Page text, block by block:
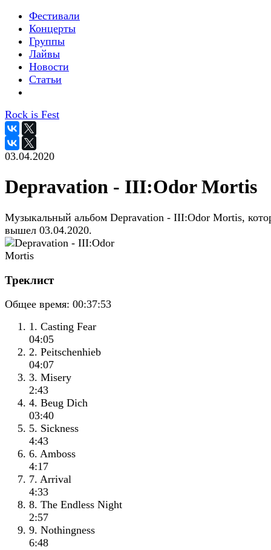
Фестивали
Концерты
Группы
Лайвы
Новости
Статьи
Rock is Fest
03.04.2020
Depravation - III:Odor Mortis
Музыкальный альбом Depravation - III:Odor Mortis,
вышел 03.04.2020.
Треклист
Общее время: 00:37:53
1. Casting Fear
04:05
2. Peitschenhieb
04:07
3. Misery
2:43
4. Beug Dich
03:40
5. Sickness
4:43
6. Amboss
4:17
7. Arrival
4:33
8. The Endless Night
2:57
9. Nothingness
6:48